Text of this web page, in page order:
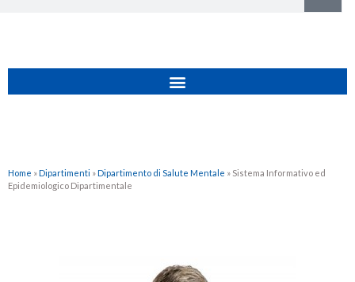
Home »Dipartimenti »Dipartimento di Salute Mentale » Sistema Informativo ed
Epidemiologico Dipartimentale